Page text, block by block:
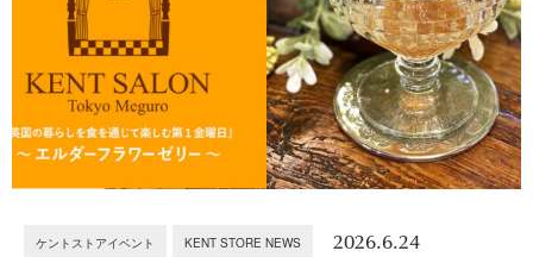
ケントストアイベント KENT STORE NEWS 2026.6.24